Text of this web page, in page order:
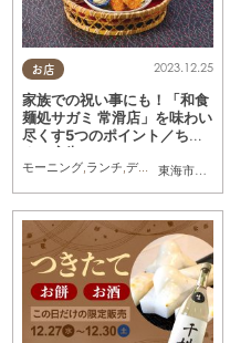
知多市,東浦町,阿久比町,半田市,常滑市
お店
東海市
,大府市
2023.12.25
家族での祝い事にも！「和食
麺処サガミ 常滑店」を味わい
尽くす5つのポイント／ちた
まる広告
モーニング, ランチ ディナー ,カフェ